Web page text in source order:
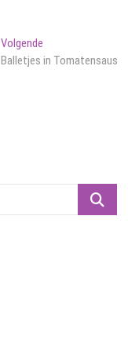
VolgendeVolgend
bericht:
Balletjes in Tomatensaus
Zoeken